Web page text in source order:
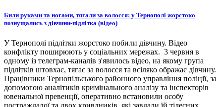
Били руками та ногами, тягали за волосся: у Тернополі жорстоко
познущались з дівчини-підлітка (відео)
У Тернополі підлітки жорстоко побили дівчину. Відео
конфлікту поширюють у соціальних мережах. 3 червня в
одному із телеграм-каналів з'явилось відео, на якому група
підлітків штовхає, тягає за волосся та всіляко ображає дівчину.
Працівники Тернопільського районного управління поліції, за
допомогою аналітиків кримінального аналізу та інспекторів
ювенальної превенції, оперативно встановили особу
постраждалої та двох кривдників, які завдали їй тілесних